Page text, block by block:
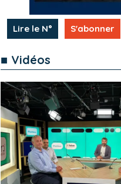
Lire le N° S'abonner
■ Vidéos